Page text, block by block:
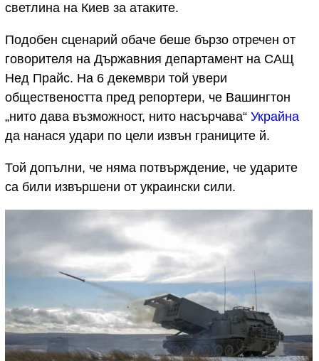
светлина на Киев за атаките.
Подобен сценарий обаче беше бързо отречен от
говорителя на Държавния департамент на САЩ
Нед Прайс. На 6 декември той увери
обществеността пред репортери, че Вашингтон
„нито дава възможност, нито насърчава“ Украйна
да нанася удари по цели извън границите й.
Той допълни, че няма потвърждение, че ударите
са били извършени от украински сили.